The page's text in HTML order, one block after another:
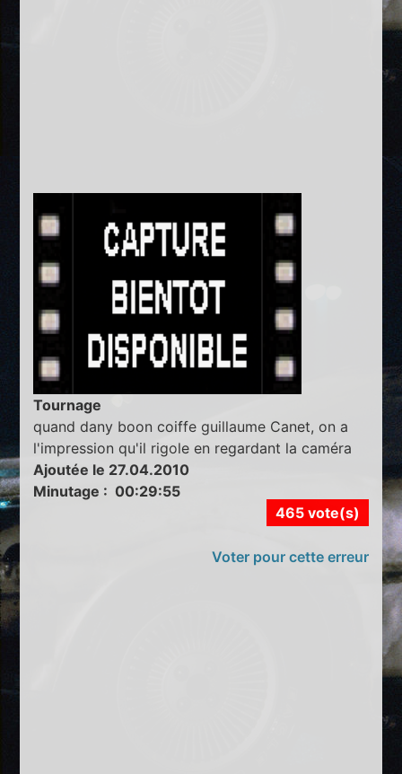
Tournage
quand dany boon coiffe guillaume Canet, on a
l'impression qu'il rigole en regardant la caméra
Ajoutée le 27.04.2010
Minutage : 00:29:55
465 vote(s)
Voter pour cette erreur